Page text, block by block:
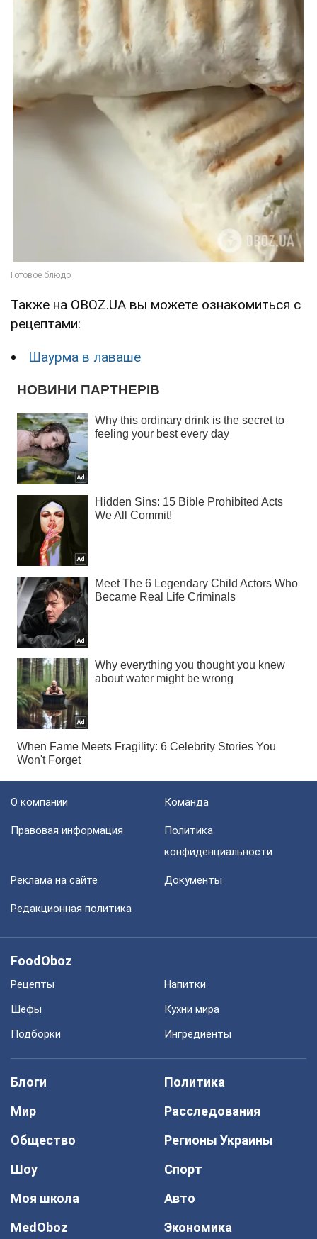
Также на OBOZ.UA вы можете ознакомиться с
рецептами:
Шаурма в лаваше
О компании Команда
Правовая информация
Политика
конфиденциальности
Реклама на сайте Документы
Редакционная политика
FoodOboz
Рецепты
Напитки
Шефы
Кухни мира
Подборки
Ингредиенты
Блоги
Политика
Мир
Расследования
Общество
Регионы Украины
Шоу
Спорт
Моя школа
Авто
MedOboz
Экономика